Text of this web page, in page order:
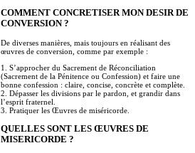
COMMENT CONCRETISER MON DESIR DE
CONVERSION ?
De diverses manières, mais toujours en réalisant des
œuvres de conversion, comme par exemple :
1. S’approcher du Sacrement de Réconciliation
(Sacrement de la Pénitence ou Confession) et faire une
bonne confession : claire, concise, concrète et complète.
2. Dépasser les divisions par le pardon, et grandir dans
l’esprit fraternel.
3. Pratiquer les Œuvres de miséricorde.
QUELLES SONT LES ŒUVRES DE
MISERICORDE ?